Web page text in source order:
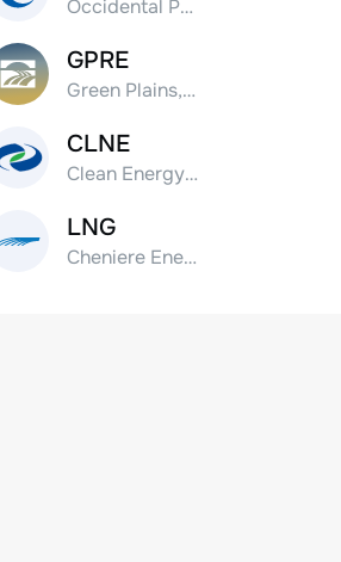
Occidental Petroleum Corporation
GPRE
Green Plains, Inc.
CLNE
Clean Energy Fuels Corp.
LNG
Cheniere Energy Inc